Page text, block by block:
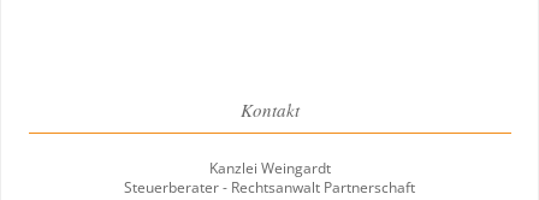
Kontakt
Kanzlei Weingardt
Steuerberater - Rechtsanwalt Partnerschaft